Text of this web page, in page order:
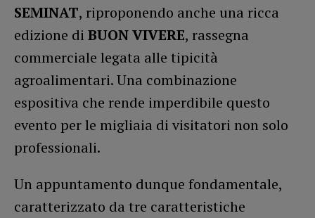
SEMINAT, riproponendo anche una ricca
edizione di BUON VIVERE, rassegna
commerciale legata alle tipicità
agroalimentari. Una combinazione
espositiva che rende imperdibile questo
evento per le migliaia di visitatori non solo
professionali.
Un appuntamento dunque fondamentale,
caratterizzato da tre caratteristiche